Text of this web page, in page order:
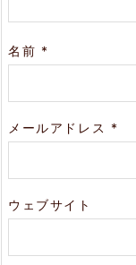
名前 *
メールアドレス *
ウェブサイト